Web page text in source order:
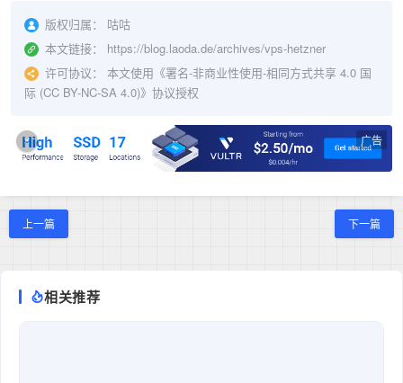
版权归属：
咕咕
本文链接：
https://blog.laoda.de/archives/vps-hetzner
许可协议：
本文使用《署名-非商业性使用-相同方式共享 4.0 国
际 (CC BY-NC-SA 4.0)》协议授权
× 广告
上一篇 下一篇
相关推荐